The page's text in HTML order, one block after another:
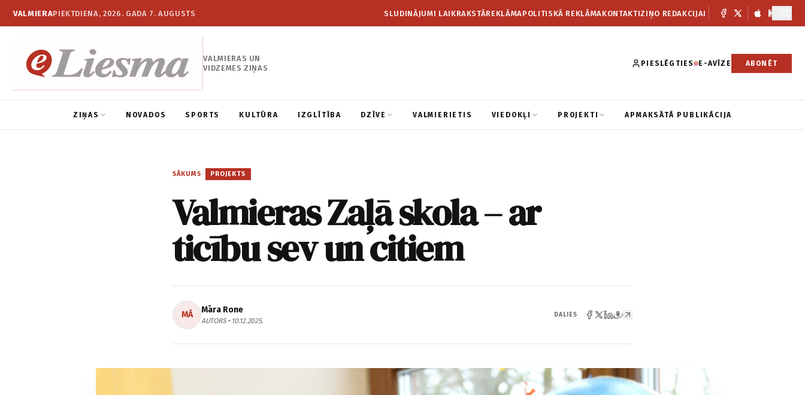
VALMIERAPIEKTDIENA, 2026. GADA 7. AUGUSTS SLUDINĀJUMI LAIKRAKSTĀREKLĀMAPOLITISKĀ REKLĀMAKONTAKTIZIŅO REDAKCIJAI
VALMIERAS UN
VIDZEMES ZIŅAS
PIESLĒGTIES E-AVĪZE ABONĒT
ZIŅAS NOVADOS SPORTS KULTŪRA IZGLĪTĪBA DZĪVE VALMIERIETIS VIEDOKĻI PROJEKTI APMAKSĀTĀ PUBLIKĀCIJA
SĀKUMS / PROJEKTS
Valmieras Zaļā skola – ar
ticību sev un citiem
MĀ Māra Rone
AUTORS • 10.12.2025.
DALIES